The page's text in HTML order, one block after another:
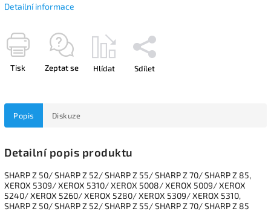
Detailní informace
Tisk Zeptat se Hlídat Sdílet
Popis Diskuze
Detailní popis produktu
SHARP Z 50/ SHARP Z 52/ SHARP Z 55/ SHARP Z 70/ SHARP Z 85,
XEROX 5309/ XEROX 5310/ XEROX 5008/ XEROX 5009/ XEROX
5240/ XEROX 5260/ XEROX 5280/ XEROX 5309/ XEROX 5310,
SHARP Z 50/ SHARP Z 52/ SHARP Z 55/ SHARP Z 70/ SHARP Z 85